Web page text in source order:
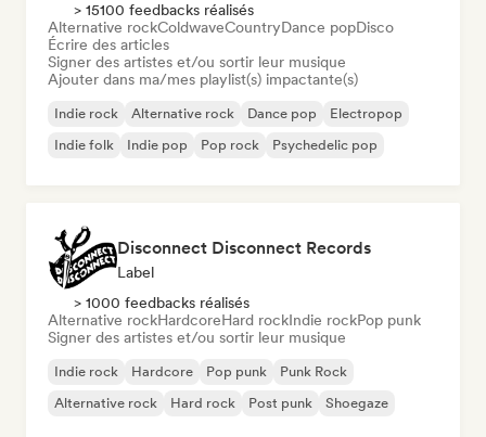
> 15100 feedbacks réalisés
Alternative rockColdwaveCountryDance popDisco
Écrire des articles
Signer des artistes et/ou sortir leur musique
Ajouter dans ma/mes playlist(s) impactante(s)
Indie rock Alternative rock Dance pop
Electropop
Indie folk
Indie pop Pop rock Psychedelic pop
Disconnect Disconnect Records
Label
> 1000 feedbacks réalisés
Alternative rockHardcoreHard rockIndie rockPop punk
Signer des artistes et/ou sortir leur musique
Indie rock Hardcore Pop punk
Punk Rock
Alternative rock
Hard rock Post punk Shoegaze